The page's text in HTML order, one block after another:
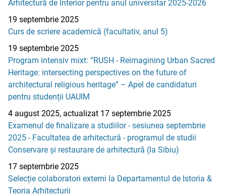
Arhitectură de Interior pentru anul universitar 2025-2026
19 septembrie 2025
Curs de scriere academică (facultativ, anul 5)
19 septembrie 2025
Program intensiv mixt: “RUSH - Reimagining Urban Sacred
Heritage: intersecting perspectives on the future of
architectural religious heritage” – Apel de candidaturi
pentru studenții UAUIM
4 august 2025, actualizat 17 septembrie 2025
Examenul de finalizare a studiilor - sesiunea septembrie
2025 - Facultatea de arhitectură - programul de studii
Conservare și restaurare de arhitectură (la Sibiu)
17 septembrie 2025
Selecție colaboratori externi la Departamentul de Istoria &
Teoria Arhitecturii